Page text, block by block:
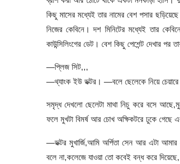
কিছু মাসের মধ্যেই তার নামের বেশ পসার
নিজের কেবিনে। দশ মিনিটের মধ্যেই তার
কাউন্সিলিংগের ডেট। বেশ কিছু পেশেন্ট দেখার
―প্লিজ সিট,,,
―থ্যাংক ইউ ডক্টর। —বলে ছেলেকে নিয়ে
সমৃদ্ধ দেখলো ছেলেটা মাথা নিচু করে বসে
ফলে মুখটা বিমর্ষ আর চোখ অক্ষিকটরে ঢুকে গেছে
―ডক্টর মুখার্জি,আমি অর্পিতা সেন আর এটা
বলে না,কলেজে যাওয়া তো কবেই বন্ধ করে